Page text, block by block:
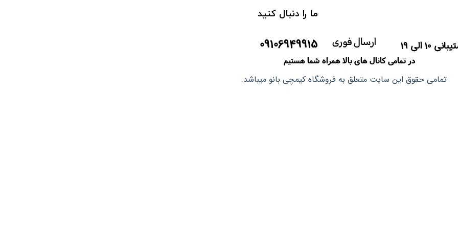
آشپزی آسیایی
تمامی حقوق این سایت متعلق به فروشگاه کیمچی بانو میباشد.
ما را دنبال کنید
​09106949915 ارسال فوری 10 الی 19
در تمامی کانال های بالا همراه شما هستیم